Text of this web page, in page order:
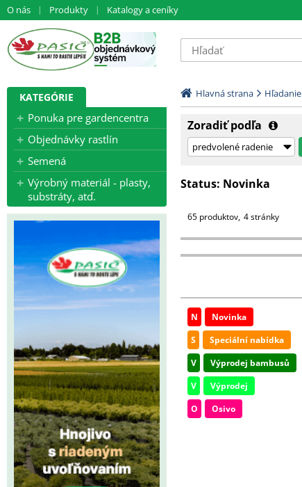
O nás Produkty Katalogy a ceníky
KATEGÓRIE
Ponuka pre gardencentra
Objednávky rastlín
Semená
Výrobný materiál - plasty,
substráty, atď.
Hlavná strana Hľadanie
Zoradiť podľa
Status: Novinka
65 produktov 4 stránky
N
Novinka
S
Speciální nabídka
V
Výprodej bambusů
V
Výprodej
O
Osivo